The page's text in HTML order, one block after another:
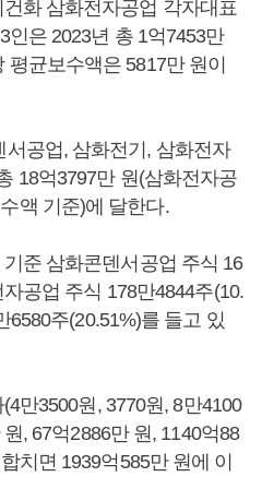
건화 삼화전자공업 각자대표
인은 2023년 총 1억7453만
평균보수액은 5817만 원이
서공업, 삼화전기, 삼화전자
18억3797만 원(삼화전자공
액 기준)에 달한다.
준 삼화콘덴서공업 주식 16
공업 주식 178만4844주(10.
6580주(20.51%)를 들고 있
만3500원, 3770원, 8만4100
, 67억2886만 원, 1140억88
치면 1939억585만 원에 이